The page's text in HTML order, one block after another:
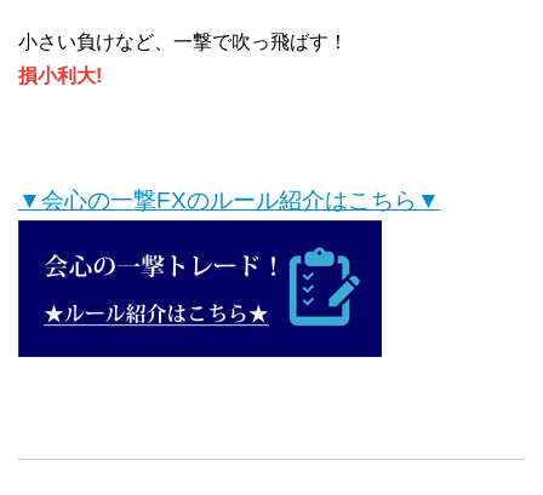
小さい負けなど、一撃で吹っ飛ばす！
損小利大!
▼会心の一撃FXのルール紹介はこちら▼